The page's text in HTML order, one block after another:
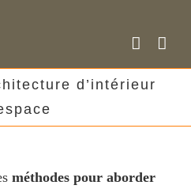
d’intérieur
méthodes pour aborder